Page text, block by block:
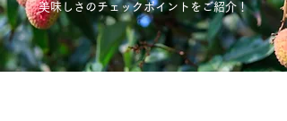
​美味しさのチェックポイントをご紹介！